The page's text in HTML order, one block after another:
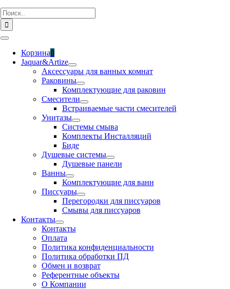
Результат
поиска:
Toggle
NavigationКорзина0
Jaquar&Artize
Аксессуары для ванных комнат
Раковины
Комплектующие для раковин
Смесители
Встраиваемые части смесителей
Унитазы
Системы смыва
Комплекты Инсталляций
Биде
Душевые системы
Душевые панели
Ванны
Комплектующие для ванн
Писсуары
Перегородки для писсуаров
Смывы для писсуаров
Контакты
Контакты
Оплата
Политика конфиденциальности
Политика обработки ПД
Обмен и возврат
Референтные объекты
О Компании